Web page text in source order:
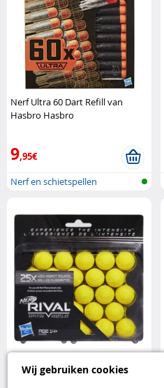
Wij gebruiken cookies
Nerf Ultra 60 Dart Refill van
Hasbro Hasbro
9,95€
Nerf en schietspellen
Hasbro Nerf Rival
navulverpakking met 25